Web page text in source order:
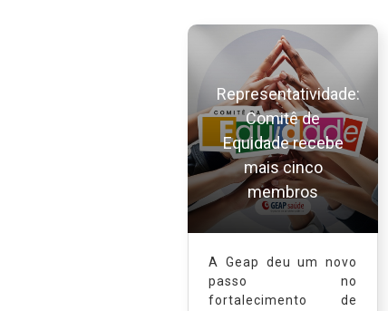
Representatividade:
Comitê de
Equidade recebe
mais cinco
membros
A Geap deu um novo
passo no
fortalecimento de